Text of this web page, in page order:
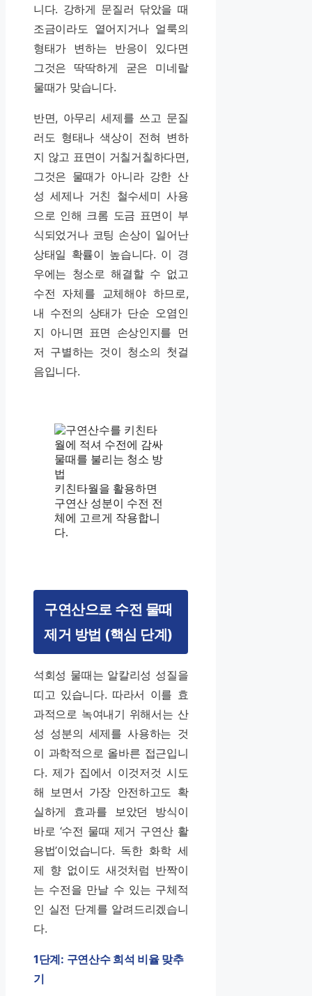
니다. 강하게 문질러 닦았을 때
조금이라도 옅어지거나 얼룩의
형태가 변하는 반응이 있다면
그것은 딱딱하게 굳은 미네랄
물때가 맞습니다.
반면, 아무리 세제를 쓰고 문질
러도 형태나 색상이 전혀 변하
지 않고 표면이 거칠거칠하다면,
그것은 물때가 아니라 강한 산
성 세제나 거친 철수세미 사용
으로 인해 크롬 도금 표면이 부
식되었거나 코팅 손상이 일어난
상태일 확률이 높습니다. 이 경
우에는 청소로 해결할 수 없고
수전 자체를 교체해야 하므로,
내 수전의 상태가 단순 오염인
지 아니면 표면 손상인지를 먼
저 구별하는 것이 청소의 첫걸
음입니다.
키친타월을 활용하면
구연산 성분이 수전 전
체에 고르게 작용합니
다.
구연산으로 수전 물때
제거 방법 (핵심 단계)
석회성 물때는 알칼리성 성질을
띠고 있습니다. 따라서 이를 효
과적으로 녹여내기 위해서는 산
성 성분의 세제를 사용하는 것
이 과학적으로 올바른 접근입니
다. 제가 집에서 이것저것 시도
해 보면서 가장 안전하고도 확
실하게 효과를 보았던 방식이
바로 ‘수전 물때 제거 구연산 활
용법’이었습니다. 독한 화학 세
제 향 없이도 새것처럼 반짝이
는 수전을 만날 수 있는 구체적
인 실전 단계를 알려드리겠습니
다.
1단계: 구연산수 희석 비율 맞추
기